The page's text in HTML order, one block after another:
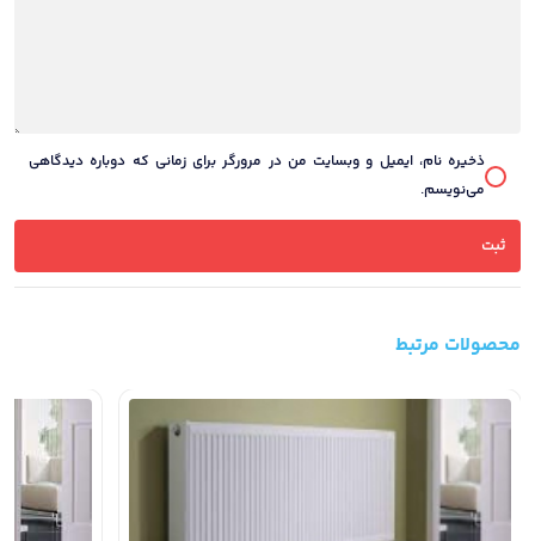
ذخیره نام، ایمیل و وبسایت من در مرورگر برای زمانی که دوباره دیدگاهی
می‌نویسم.
محصولات مرتبط